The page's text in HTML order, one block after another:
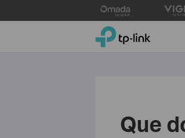
to
TP-Link, Reliably Smart
Que